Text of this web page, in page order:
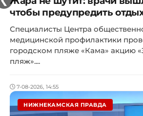
чтобы предупредить
Специалисты Центра
медицинской профилактики
городском пляже «Кама» акцию
пляж»....
7-08-2026, 14:55
НИЖНЕКАМСКАЯ ПРАВДА